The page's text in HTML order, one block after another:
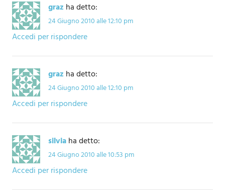
graz ha detto:
24 Giugno 2010 alle 12:10 pm
Accedi per rispondere
graz ha detto:
24 Giugno 2010 alle 12:10 pm
Accedi per rispondere
silviaha detto:
24 Giugno 2010 alle 10:53 pm
Accedi per rispondere